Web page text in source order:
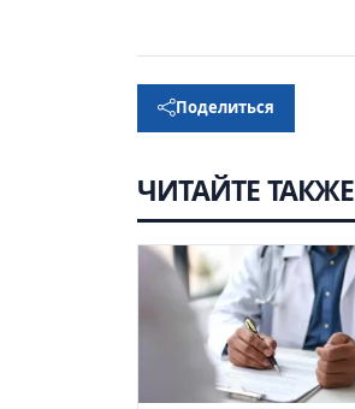
Поделиться
ЧИТАЙТЕ ТАКЖЕ